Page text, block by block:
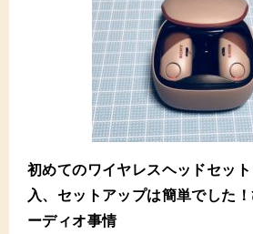
初めてのワイヤレスヘッドセッ
入、セットアップは簡単でした
ーディオ事情